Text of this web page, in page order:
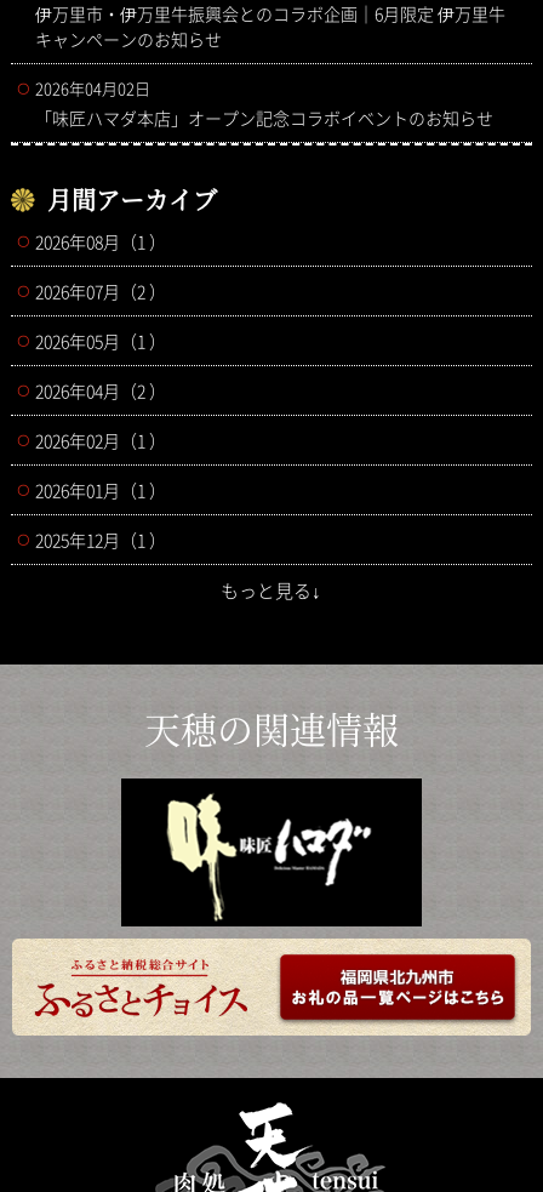
伊万里市・伊万里牛振興会とのコラボ企画｜6月限定 伊万里牛
キャンペーンのお知らせ
2026年04月02日
「味匠ハマダ本店」オープン記念コラボイベントのお知らせ
月間アーカイブ
2026年08月（1 ）
2026年07月（2 ）
2026年05月（1 ）
2026年04月（2 ）
2026年02月（1 ）
2026年01月（1 ）
2025年12月（1 ）
もっと見る↓
天穂の関連情報